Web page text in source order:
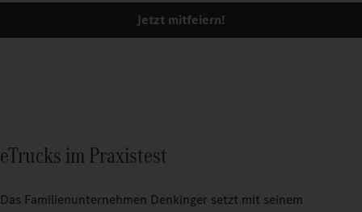
Jetzt mitfeiern!
eTrucks im Praxistest
Das Familienunternehmen Denkinger setzt mit seinem